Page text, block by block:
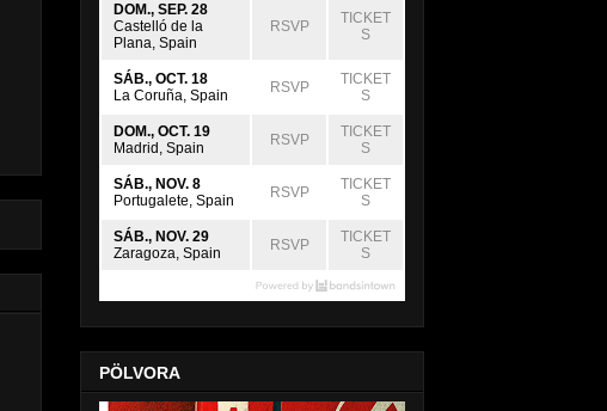
DOM., SEP. 28
Castelló de la
Plana, Spain
RSVP
TICKET
S
SÁB., OCT. 18
La Coruña, Spain
RSVP
TICKET
S
DOM., OCT. 19
Madrid, Spain
RSVP
TICKET
S
SÁB., NOV. 8
Portugalete, Spain
RSVP
TICKET
S
SÁB., NOV. 29
Zaragoza, Spain
RSVP
TICKET
S
PÖLVORA